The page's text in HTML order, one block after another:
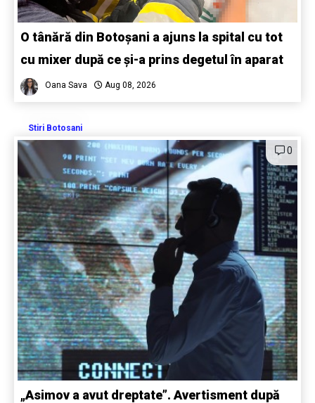
O tânără din Botoșani a ajuns la spital cu tot
cu mixer după ce și-a prins degetul în aparat
Oana Sava Aug 08, 2026
Stiri Botosani
0
„Asimov a avut dreptate”. Avertisment după